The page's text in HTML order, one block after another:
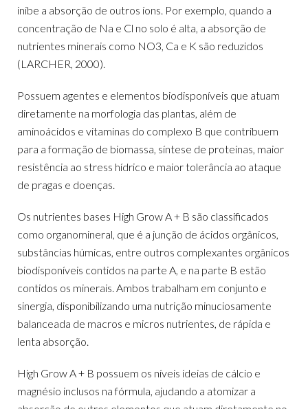
inibe a absorção de outros íons. Por exemplo, quando a
concentração de Na e Cl no solo é alta, a absorção de
nutrientes minerais como NO3, Ca e K são reduzidos
(LARCHER, 2000).
Possuem agentes e elementos biodisponíveis que atuam
diretamente na morfologia das plantas, além de
aminoácidos e vitaminas do complexo B que contribuem
para a formação de biomassa, síntese de proteínas, maior
resistência ao stress hídrico e maior tolerância ao ataque
de pragas e doenças.
Os nutrientes bases High Grow A + B são classificados
como organomineral, que é a junção de ácidos orgânicos,
substâncias húmicas, entre outros complexantes orgânicos
biodisponíveis contidos na parte A, e na parte B estão
contidos os minerais. Ambos trabalham em conjunto e
sinergia, disponibilizando uma nutrição minuciosamente
balanceada de macros e micros nutrientes, de rápida e
lenta absorção.
High Grow A + B possuem os níveis ideias de cálcio e
magnésio inclusos na fórmula, ajudando a atomizar a